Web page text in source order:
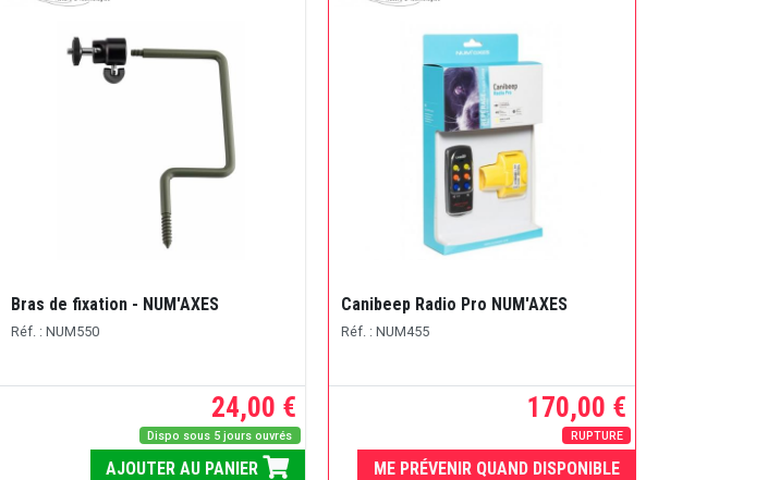
Bras de fixation - NUM'AXES
Réf. : NUM550
24,00 €
Dispo sous 5 jours ouvrés
AJOUTER AU PANIER
Canibeep Radio Pro NUM'AXES
Réf. : NUM455
170,00 €
RUPTURE
ME PRÉVENIR QUAND DISPONIBLE